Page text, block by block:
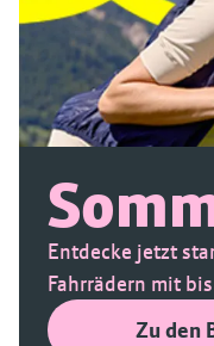
Entdecke jetzt
Fahrrädern mit
Zu den